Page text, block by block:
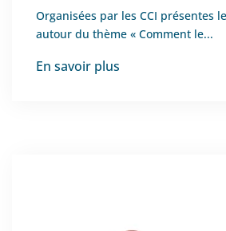
Organisées par les CCI présentes
autour du thème « Comment le...
En savoir plus